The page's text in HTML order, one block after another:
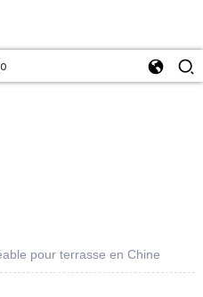
pour terrasse en Chine